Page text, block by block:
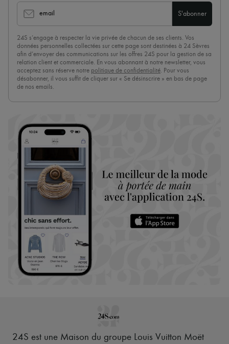
email S'abonner
24S s’engage à respecter la vie privée de chacun de ses clients. Vos
données personnelles collectées sur cette page sont destinées à 24 Sèvres
afin d’envoyer des communications sur les offres 24S pour la gestion de sa
relation client et commerciale. En vous abonnant à notre newsletter, vous
acceptez sans réserve notre politique de confidentialité. Pour vous
désabonner, il vous suffit de cliquer sur « Se désinscrire » en bas de page
de nos emails.
24S est une Maison du groupe Louis Vuitton Moët